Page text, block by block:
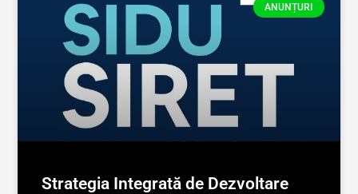
ANUNȚURI
Strategia Integrată de Dezvoltare